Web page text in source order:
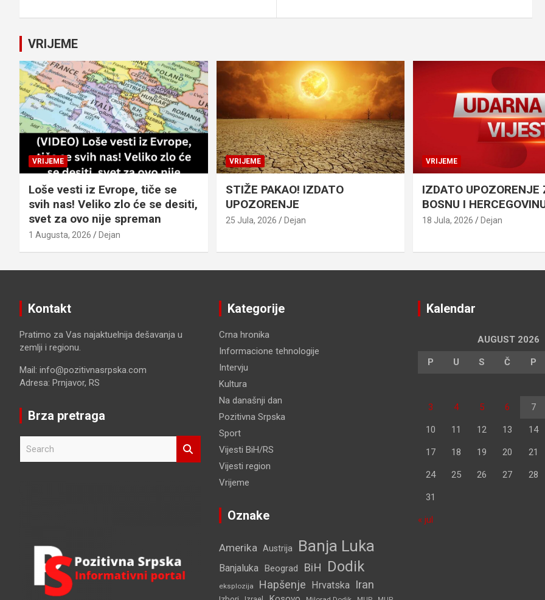
VRIJEME
VRIJEME
Loše vesti iz Evrope, tiče se
svih nas! Veliko zlo će se desiti,
svet za ovo nije spreman
1 Augusta, 2026 Dejan
VRIJEME
STIŽE PAKAO! IZDATO
UPOZORENJE
25 Jula, 2026 Dejan
VRIJEME
IZDATO UPOZORENJE
BOSNU I
18 Jula, 2026 Dejan
Kontakt
Pratimo za Vas najaktuelnija dešavanja u
zemlji i regionu.
Mail: info@pozitivnasrpska.com
Adresa: Prnjavor, RS
Brza pretraga
Kategorije
Crna hronika
Informacione tehnologije
Intervju
Kultura
Na današnji dan
Pozitivna Srpska
Sport
Vijesti BiH/RS
Vijesti region
Vrijeme
Oznake
Amerika Austrija Banja Luka
Banjaluka Beograd BiH Dodik
eksplozija Hapšenje Hrvatska Iran
Kalendar
AUGUST 2026
P U S Č P
3 4 5 6 7
10 11 12 13 14
17 18 19 20 21
24 25 26 27 28
31
« jul